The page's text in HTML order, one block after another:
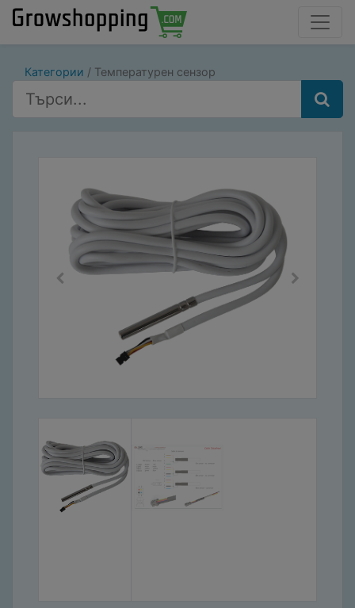
Категории Температурен сензор